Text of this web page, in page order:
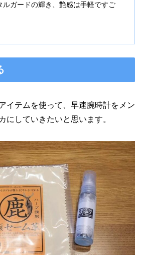
ルガードの輝き、艶感は手軽ですご
イテムを使って、早速腕時計をメン
にしていきたいと思います。